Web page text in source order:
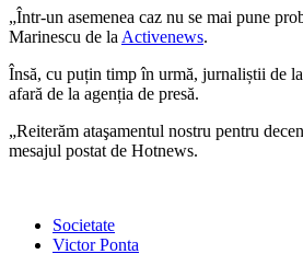
„Într-un asemenea caz nu se mai pune
Marinescu de la Activenews.
Însă, cu puțin timp în urmă, jurnaliștii de
afară de la agenția de presă.
„Reiterăm ataşamentul nostru pentru
mesajul postat de Hotnews.
Societate
Victor Ponta